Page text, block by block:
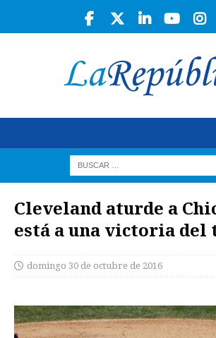
Cleveland aturde a
está a una victoria
domingo 30 de octubre de 2016